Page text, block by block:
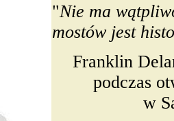
"Nie ma
mostów jest
Franklin
podczas
w